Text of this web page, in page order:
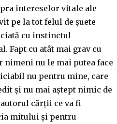
intereselor vitale ale
pe la tot felul de șuete
cu instinctul
Fapt cu atât mai grav cu
nimeni nu le mai putea face
nu pentru mine, care
și nu mai aștept nimic de
cărții ce va fi
mitului și pentru